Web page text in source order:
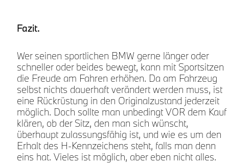
Fazit.
Wer seinen sportlichen BMW gerne länger oder
schneller oder beides bewegt, kann mit Sportsitzen
die Freude am Fahren erhöhen. Da am Fahrzeug
selbst nichts dauerhaft verändert werden muss, ist
eine Rückrüstung in den Originalzustand jederzeit
möglich. Doch sollte man unbedingt VOR dem Kauf
klären, ob der Sitz, den man sich wünscht,
überhaupt zulassungsfähig ist, und wie es um den
Erhalt des H-Kennzeichens steht, falls man denn
eins hat. Vieles ist möglich, aber eben nicht alles.